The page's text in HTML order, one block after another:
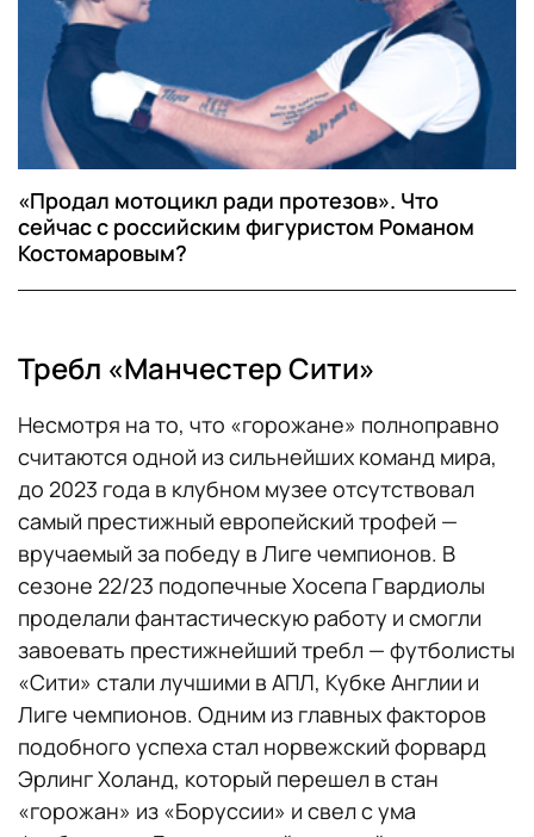
«Продал мотоцикл ради протезов». Что
сейчас с российским фигуристом Романом
Костомаровым?
Требл «Манчестер Сити»
Несмотря на то, что «горожане» полноправно
считаются одной из сильнейших команд мира,
до 2023 года в клубном музее отсутствовал
самый престижный европейский трофей —
вручаемый за победу в Лиге чемпионов. В
сезоне 22/23 подопечные Хосепа Гвардиолы
проделали фантастическую работу и смогли
завоевать престижнейший требл — футболисты
«Сити» стали лучшими в АПЛ, Кубке Англии и
Лиге чемпионов. Одним из главных факторов
подобного успеха стал норвежский форвард
Эрлинг Холанд, который перешел в стан
«горожан» из «Боруссии» и свел с ума